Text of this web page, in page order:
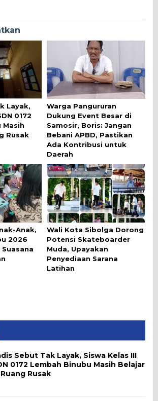
Layak,
0172
Masih
Rusak
Warga Pangururan
Dukung Event Besar di
Samosir, Boris: Jangan
Bebani APBD, Pastikan
Ada Kontribusi untuk
Daerah
Anak,
2026
Wali Kota Sibolga Dorong
Potensi Skateboarder
Muda, Upayakan
Penyediaan Sarana
Latihan
Sebut Tak Layak, Siswa Kelas III
0172 Lembah Binubu Masih Belajar
Rusak